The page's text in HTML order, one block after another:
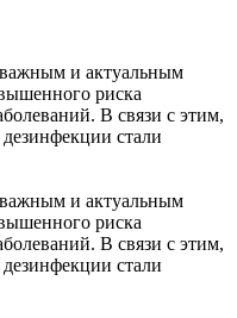
и актуальным
риска
В связи с этим,
стали
и актуальным
риска
В связи с этим,
стали